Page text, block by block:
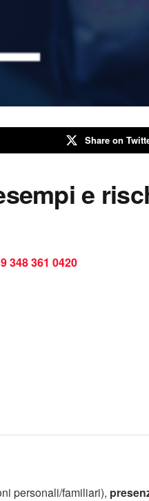
Share on
e
348 361 0420
personali/familiari),